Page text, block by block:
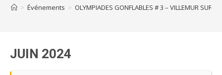
> Événements > OLYMPIADES GONFLABLES # 3 – VILLEMUR SUR
JUIN 2024